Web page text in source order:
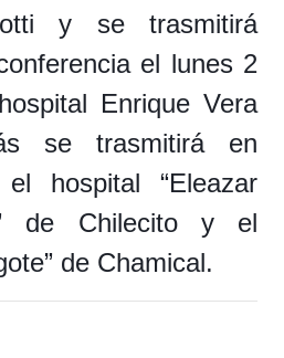
y se trasmitirá
el lunes 2
Enrique Vera
se trasmitirá en
hospital “Eleazar
de Chilecito y el
de Chamical.